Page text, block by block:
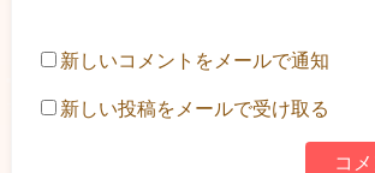
新しいコメントをメールで通知
新しい投稿をメールで受け取る